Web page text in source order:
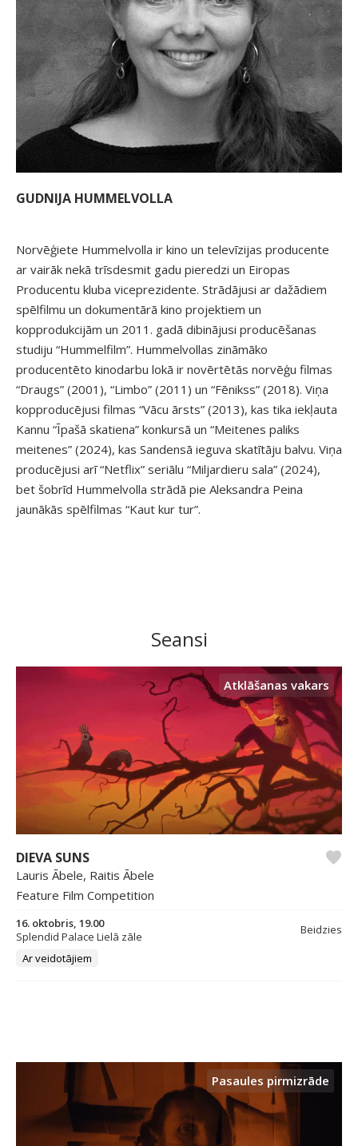
GUDNIJA HUMMELVOLLA
Norvēģiete Hummelvolla ir kino un televīzijas producente
ar vairāk nekā trīsdesmit gadu pieredzi un Eiropas
Producentu kluba viceprezidente. Strādājusi ar dažādiem
spēlfilmu un dokumentārā kino projektiem un
kopprodukcijām un 2011. gadā dibinājusi producēšanas
studiju “Hummelfilm”. Hummelvollas zināmāko
producentēto kinodarbu lokā ir novērtētās norvēģu filmas
“Draugs” (2001), “Limbo” (2011) un “Fēnikss” (2018). Viņa
kopproducējusi filmas “Vācu ārsts” (2013), kas tika iekļauta
Kannu “Īpašā skatiena” konkursā un “Meitenes paliks
meitenes” (2024), kas Sandensā ieguva skatītāju balvu. Viņa
producējusi arī “Netflix” seriālu “Miljardieru sala” (2024),
bet šobrīd Hummelvolla strādā pie Aleksandra Peina
jaunākās spēlfilmas “Kaut kur tur”.
Seansi
Atklāšanas vakars
DIEVA SUNS
Lauris Ābele, Raitis Ābele
Feature Film Competition
16. oktobris, 19.00
Splendid Palace Lielā zāle
Beidzies
Ar veidotājiem
Pasaules pirmizrāde